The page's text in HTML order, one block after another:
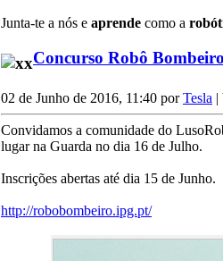
Junta-te a nós e aprende como a
Concurso Robô
02 de Junho de 2016, 11:40 porTesla |
Convidamos a comunidade do
lugar na Guarda no dia 16 de Julho.
Inscrições abertas até dia 15 de Junho.
http://robobombeiro.ipg.pt/